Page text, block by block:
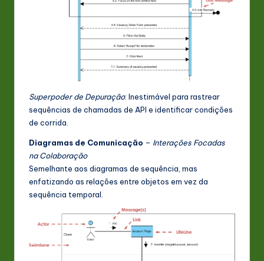
Superpoder de Depuração: Inestimável para rastrear
sequências de chamadas de API e identificar condições
de corrida.
Diagramas de Comunicação – Interações Focadas
na Colaboração
Semelhante aos diagramas de sequência, mas
enfatizando as relações entre objetos em vez da
sequência temporal.